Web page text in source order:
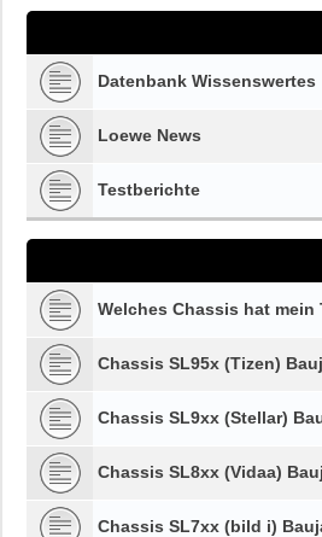
Datenbank Wissenswertes
Loewe News
Testberichte
Welches Chassis hat mein
Chassis SL95x (Tizen)
Chassis SL9xx (Stellar)
Chassis SL8xx (Vidaa)
Chassis SL7xx (bild i)